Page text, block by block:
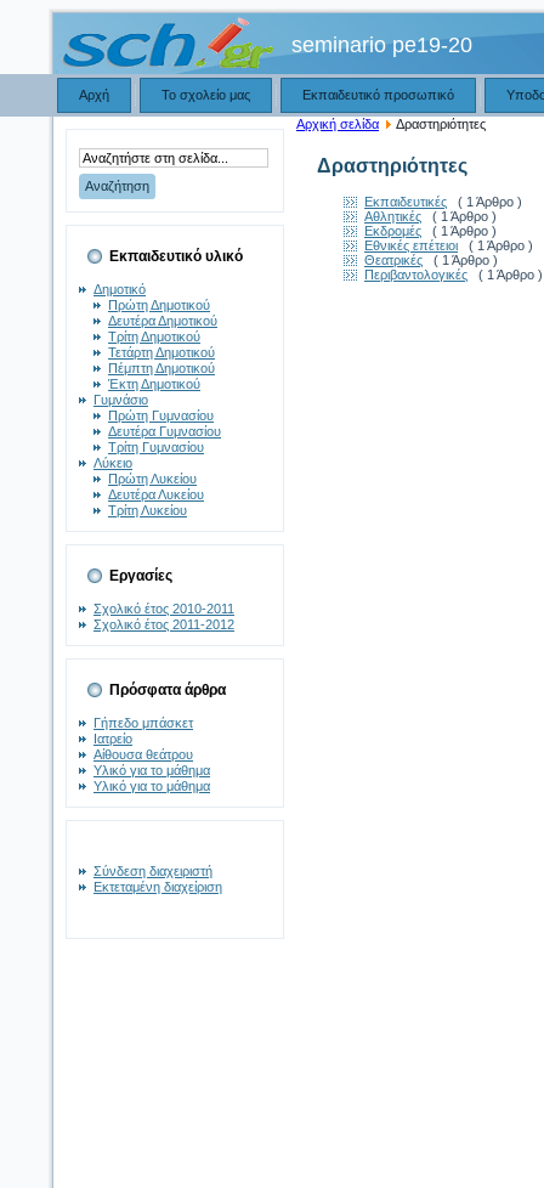
seminario pe19-20
Αρχή Το σχολείο μας Εκπαιδευτικό προσωπικό
Εκπαιδευτικό υλικό
Δημοτικό
Πρώτη Δημοτικού
Δευτέρα Δημοτικού
Τρίτη Δημοτικού
Τετάρτη Δημοτικού
Πέμπτη Δημοτικού
Έκτη Δημοτικού
Γυμνάσιο
Πρώτη Γυμνασίου
Δευτέρα Γυμνασίου
Τρίτη Γυμνασίου
Λύκειο
Πρώτη Λυκείου
Δευτέρα Λυκείου
Τρίτη Λυκείου
Εργασίες
Σχολικό έτος 2010-2011
Σχολικό έτος 2011-2012
Πρόσφατα άρθρα
Γήπεδο μπάσκετ
Ιατρείο
Αίθουσα θεάτρου
Υλικό για το μάθημα
Υλικό για το μάθημα
Σύνδεση διαχειριστή
Εκτεταμένη διαχείριση
Αρχική σελίδα Δραστηριότητες
Δραστηριότητες
Εκπαιδευτικές
( 1 Άρθρο )
Αθλητικές
( 1 Άρθρο )
Εκδρομές
( 1 Άρθρο )
Εθνικές επέτειοι
( 1 Άρθρο )
Θεατρικές
( 1 Άρθρο )
Περιβαντολογικές
( 1 Άρθρο )